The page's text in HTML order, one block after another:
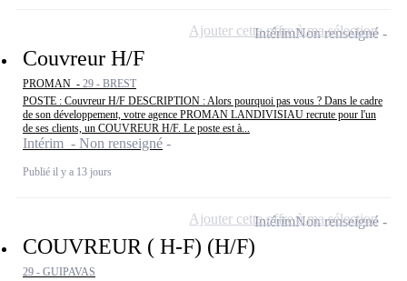
Couvreur H/F
PROMAN - 29 - BREST
POSTE : Couvreur H/F DESCRIPTION : Alors pourquoi pas vous ? Dans le cadre
de son développement, votre agence PROMAN LANDIVISIAU recrute pour l'un
de ses clients, un COUVREUR H/F. Le poste est à...
Intérim - Non renseigné
Publié il y a 13 jours
IntérimNon renseigné
Ajouter cette offre à ma sélection
COUVREUR ( H-F) (H/F)
29 - GUIPAVAS
IntérimNon renseigné
Ajouter cette offre à ma sélection